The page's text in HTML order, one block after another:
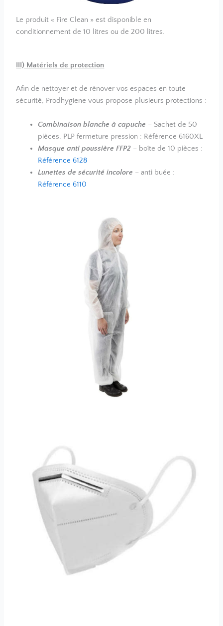
Le produit « Fire Clean » est disponible en
conditionnement de 10 litres ou de 200 litres.
III) Matériels de protection
Afin de nettoyer et de rénover vos espaces en toute
sécurité, Prodhygiene vous propose plusieurs protections :
Combinaison blanche à capuche – Sachet de 50
pièces, PLP fermeture pression : Référence 6160XL
Masque anti poussière FFP2 – boîte de 10 pièces :
Référence 6128
Lunettes de sécurité incolore – anti buée :
Référence 6110